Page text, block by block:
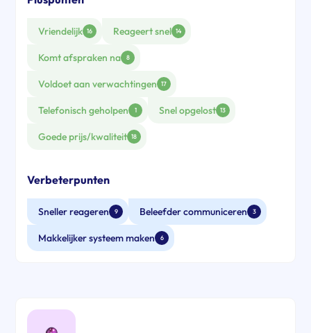
Vriendelijk 16 Reageert snel 14
Komt afspraken na 8
Voldoet aan verwachtingen 17
Telefonisch geholpen 1 Snel opgelost 13
Goede prijs/kwaliteit 18
Verbeterpunten
Sneller reageren 9 Beleefder communiceren 3
Makkelijker systeem maken 6